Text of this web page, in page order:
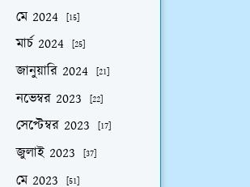
মে 2024 [15]
মার্চ 2024 [25]
জানুয়ারি 2024 [21]
নভেম্বর 2023 [22]
সেপ্টেম্বর 2023 [17]
জুলাই 2023 [37]
মে 2023 [51]